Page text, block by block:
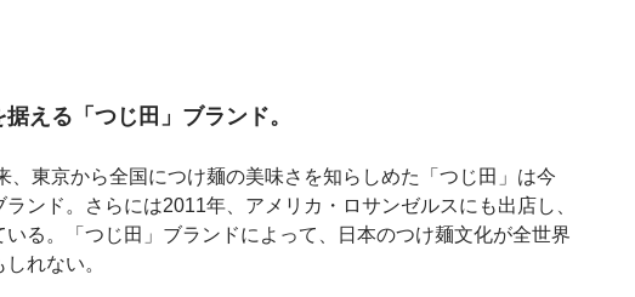
える「つじ田」ブランド。
、東京から全国につけ麺の美味さを知らしめた「つじ田」は今
ンド。さらには2011年、アメリカ・ロサンゼルスにも出店し、
る。「つじ田」ブランドによって、日本のつけ麺文化が全世界
れない。